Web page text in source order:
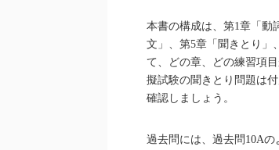
本書の構成は、第1章「動
文」、第5章「聞きとり」
て、どの章、どの練習項
擬試験の聞きとり問題は
確認しましょう。
過去問には、過去問10Aの